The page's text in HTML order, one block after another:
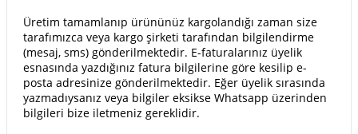
Üretim tamamlanıp ürününüz kargolandığı zaman size
tarafımızca veya kargo şirketi tarafından bilgilendirme
(mesaj, sms) gönderilmektedir. E-faturalarınız üyelik
esnasında yazdığınız fatura bilgilerine göre kesilip e-
posta adresinize gönderilmektedir. Eğer üyelik sırasında
yazmadıysanız veya bilgiler eksikse Whatsapp üzerinden
bilgileri bize iletmeniz gereklidir.